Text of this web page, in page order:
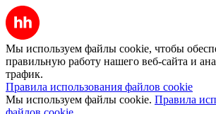
Мы используем файлы cookie, чтобы
правильную работу нашего веб-сайта и
трафик.
Правила использования файлов cookie
Мы используем файлы cookie. Правила